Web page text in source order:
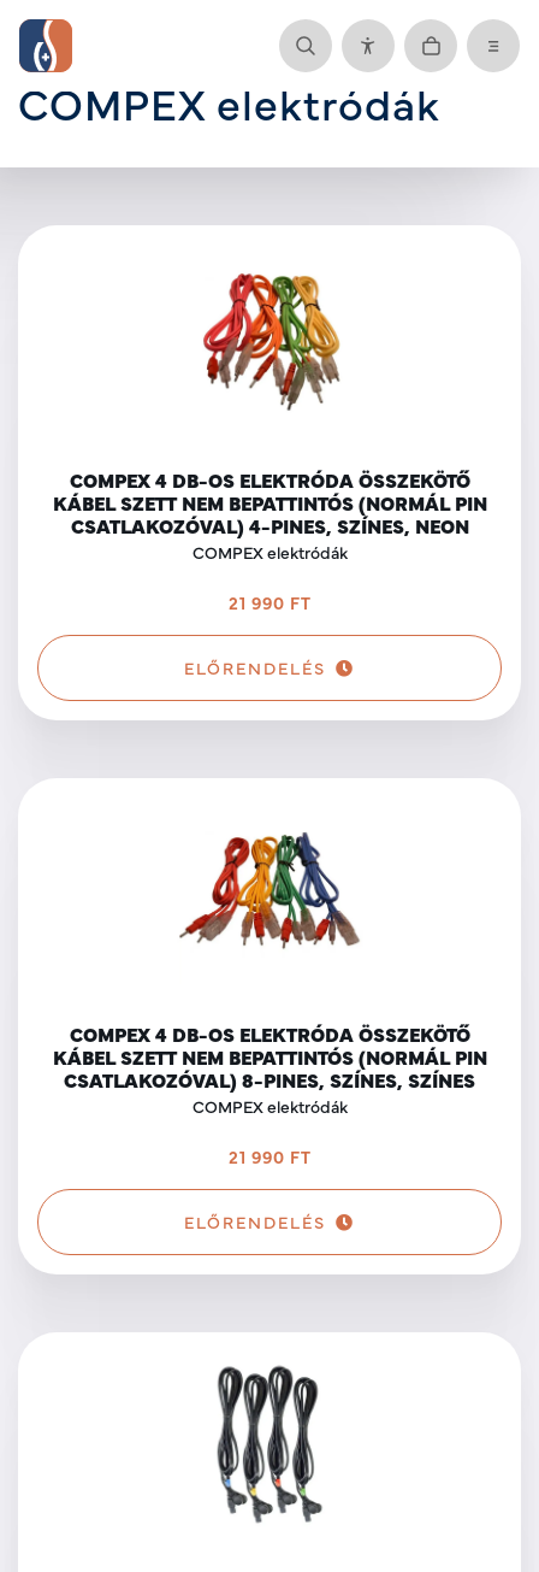
COMPEX elektródák
COMPEX 4 DB-OS ELEKTRÓDA ÖSSZEKÖTŐ
KÁBEL SZETT NEM BEPATTINTÓS (NORMÁL PIN
CSATLAKOZÓVAL) 4-PINES, SZÍNES, NEON
COMPEX elektródák
21 990 FT
ELŐRENDELÉS
COMPEX 4 DB-OS ELEKTRÓDA ÖSSZEKÖTŐ
KÁBEL SZETT NEM BEPATTINTÓS (NORMÁL PIN
CSATLAKOZÓVAL) 8-PINES, SZÍNES, SZÍNES
COMPEX elektródák
21 990 FT
ELŐRENDELÉS